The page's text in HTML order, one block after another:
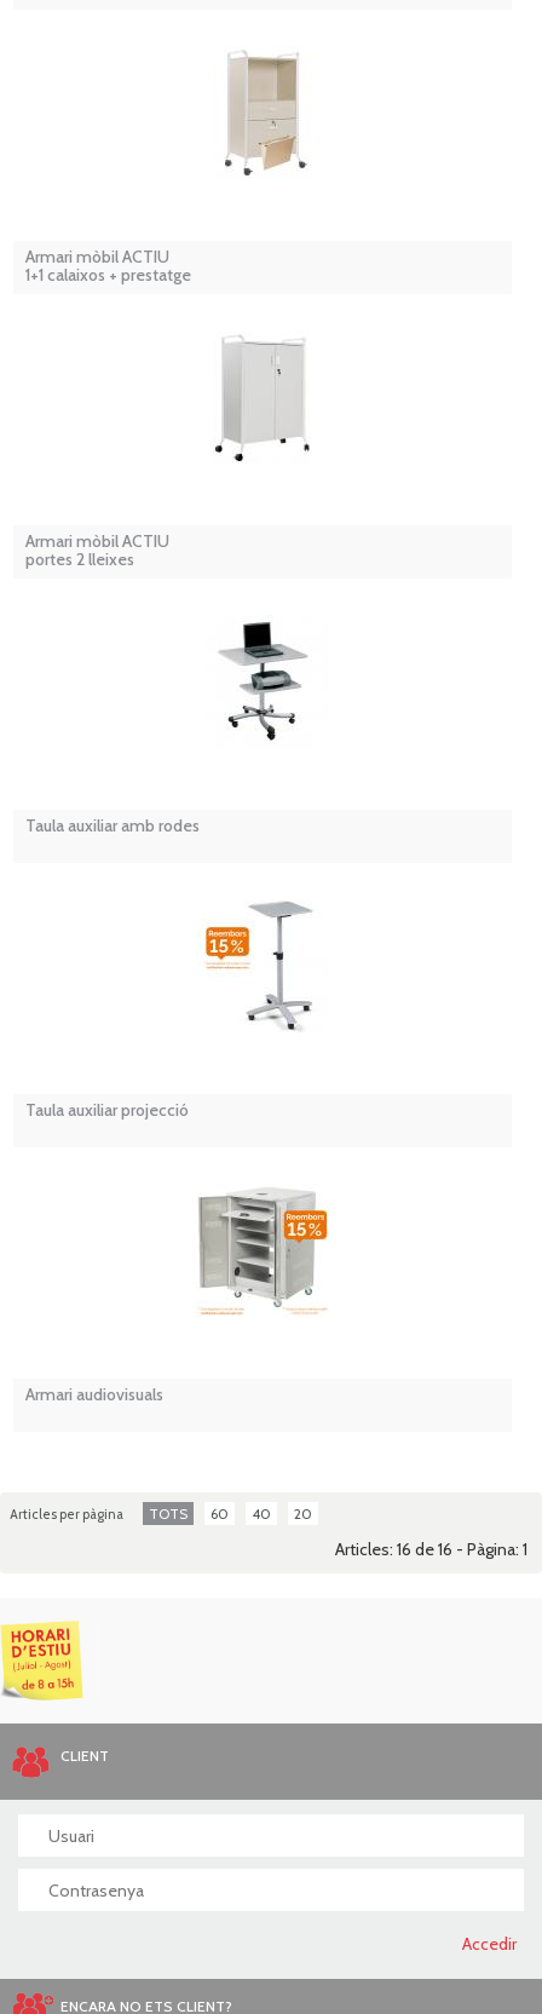
Armari mòbil ACTIU
1+1 calaixos + prestatge
Armari mòbil ACTIU
portes 2 lleixes
Taula auxiliar amb rodes
Taula auxiliar projecció
Armari audiovisuals
Articles per pàgina TOTS 60 40 20
Articles: 16 de 16 - Pàgina: 1
CLIENT
ENCARA NO ETS CLIENT?